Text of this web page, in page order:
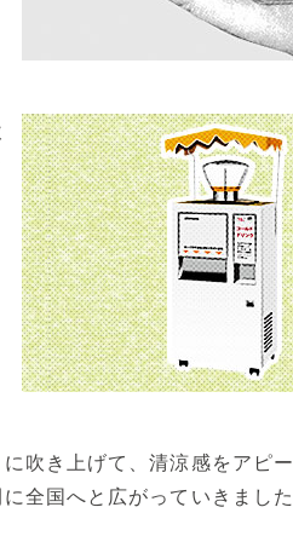
吹き上げて、清涼感をアピ
全国へと広がっていきました